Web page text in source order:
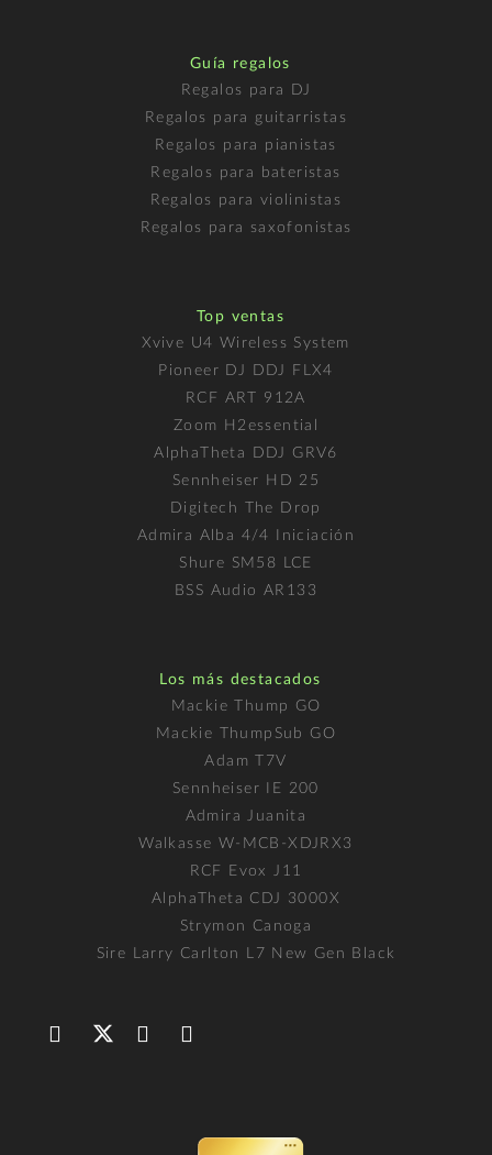
Guía regalos
Regalos para DJ
Regalos para guitarristas
Regalos para pianistas
Regalos para bateristas
Regalos para violinistas
Regalos para saxofonistas
Top ventas
Xvive U4 Wireless System
Pioneer DJ DDJ FLX4
RCF ART 912A
Zoom H2essential
AlphaTheta DDJ GRV6
Sennheiser HD 25
Digitech The Drop
Admira Alba 4/4 Iniciación
Shure SM58 LCE
BSS Audio AR133
Los más destacados
Mackie Thump GO
Mackie ThumpSub GO
Adam T7V
Sennheiser IE 200
Admira Juanita
Walkasse W-MCB-XDJRX3
RCF Evox J11
AlphaTheta CDJ 3000X
Strymon Canoga
Sire Larry Carlton L7 New Gen Black